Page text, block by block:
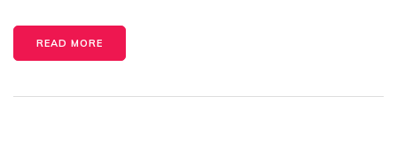
READ MORE